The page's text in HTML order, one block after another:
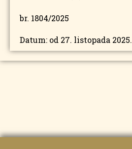
br. 1804/2025
Datum: od 27. listopada 2025.